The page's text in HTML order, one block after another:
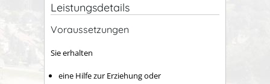
Leistungsdetails
Voraussetzungen
Sie erhalten
eine Hilfe zur Erziehung oder